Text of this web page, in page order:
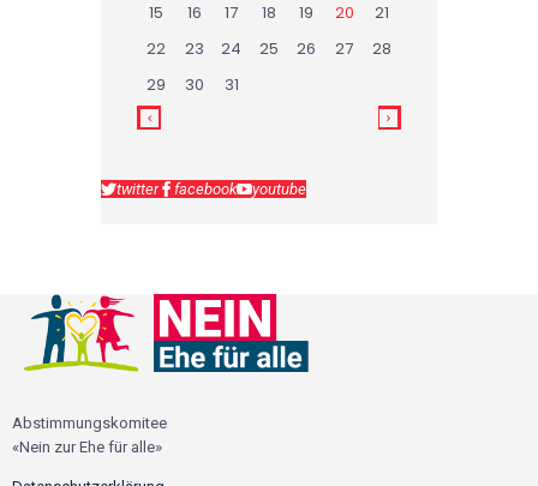
15
16 17 18 19 20
21
22
23 24 25 26 27
28
29
30 31
twitter facebook youtube
Abstimmungskomitee
«Nein zur Ehe für alle»